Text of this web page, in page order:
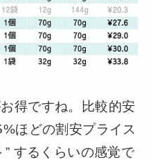
得ですね。比較的安
ほどの割安プライス
するくらいの感覚で